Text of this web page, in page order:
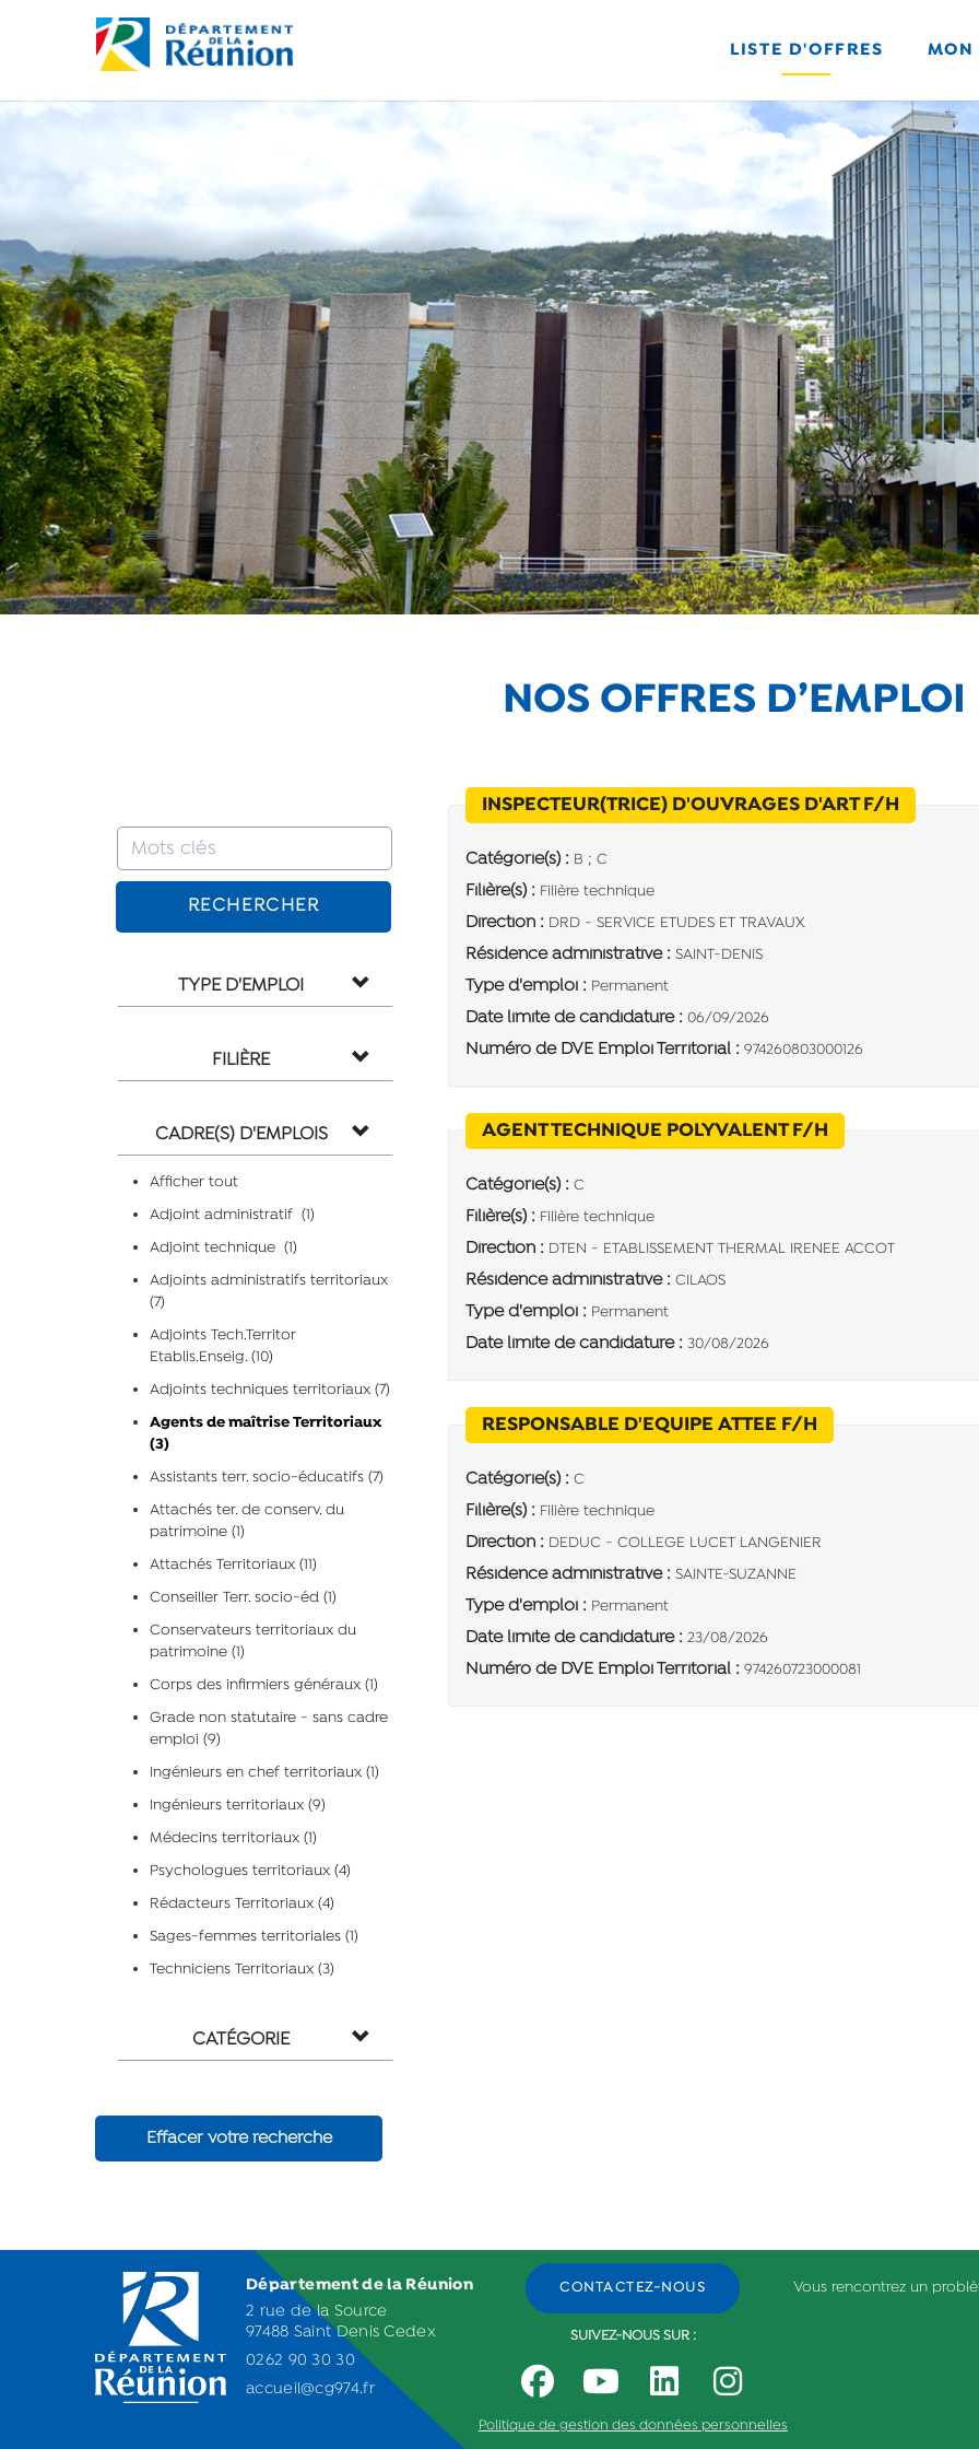
LISTE D'OFFRES MON
NOS OFFRES D’EMPLOI
RECHERCHER
TYPE D'EMPLOI
FILIÈRE
CADRE(S) D'EMPLOIS
Afficher tout
Adjoint administratif (1)
Adjoint technique (1)
Adjoints administratifs territoriaux
(7)
Adjoints Tech.Territor
Etablis.Enseig. (10)
Adjoints techniques territoriaux (7)
Agents de maîtrise Territoriaux
(3)
Assistants terr. socio-éducatifs (7)
Attachés ter. de conserv. du
patrimoine (1)
Attachés Territoriaux (11)
Conseiller Terr. socio-éd (1)
Conservateurs territoriaux du
patrimoine (1)
Corps des infirmiers généraux (1)
Grade non statutaire - sans cadre
emploi (9)
Ingénieurs en chef territoriaux (1)
Ingénieurs territoriaux (9)
Médecins territoriaux (1)
Psychologues territoriaux (4)
Rédacteurs Territoriaux (4)
Sages-femmes territoriales (1)
Techniciens Territoriaux (3)
CATÉGORIE
Effacer votre recherche
INSPECTEUR(TRICE) D'OUVRAGES D'ART F/H
Catégorie(s) : B ; C
Filière(s) : Filière technique
Direction : DRD - SERVICE ETUDES ET TRAVAUX
Résidence administrative : SAINT-DENIS
Type d'emploi : Permanent
Date limite de candidature : 06/09/2026
Numéro de DVE Emploi Territorial : 974260803000126
AGENT TECHNIQUE POLYVALENT F/H(Nouvelle
Catégorie(s) : C
Filière(s) : Filière technique
Direction : DTEN - ETABLISSEMENT THERMAL IRENEE ACCOT
Résidence administrative : CILAOS
Type d'emploi : Permanent
Date limite de candidature : 30/08/2026
RESPONSABLE D'EQUIPE ATTEE F/H(Nouvelle fenêtre)
Catégorie(s) : C
Filière(s) : Filière technique
Direction : DEDUC - COLLEGE LUCET LANGENIER
Résidence administrative : SAINTE-SUZANNE
Type d'emploi : Permanent
Date limite de candidature : 23/08/2026
Numéro de DVE Emploi Territorial : 974260723000081
Département de la Réunion
2 rue de la Source
97488 Saint Denis Cedex
0262 90 30 30
accueil@cg974.fr
CONTACTEZ-NOUS
SUIVEZ-NOUS SUR :
Politique de gestion des données personnelles
Vous rencontrez un